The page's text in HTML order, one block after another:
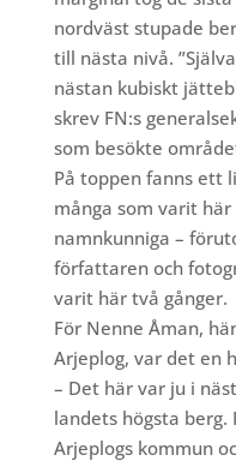
nordväst stupade
till nästa nivå.
nästan kubiskt
skrev FN:s
som besökte
På toppen fanns ett
många som varit
namnkunniga –
författaren och
varit här två gånger.
För Nenne Åman,
Arjeplog, var det en
– Det här var ju i
landets högsta
Arjeplogs kommun